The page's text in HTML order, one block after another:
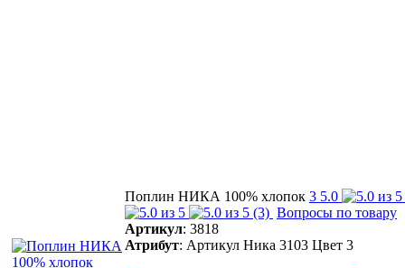
Поплин НИКА 100% хлопок 3 5.0
(3) Вопросы по товару
Артикул: 3818
Атрибут: Артикул Ника 3103 Цвет 3